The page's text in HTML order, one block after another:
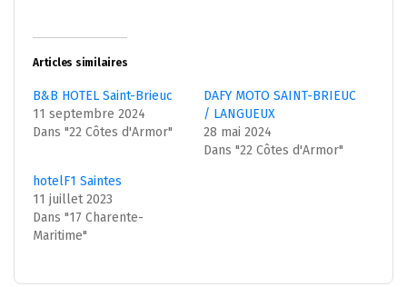
Articles similaires
B&B HOTEL Saint-Brieuc
11 septembre 2024
Dans "22 Côtes d'Armor"
DAFY MOTO SAINT-BRIEUC
/ LANGUEUX
28 mai 2024
Dans "22 Côtes d'Armor"
hotelF1 Saintes
11 juillet 2023
Dans "17 Charente-
Maritime"